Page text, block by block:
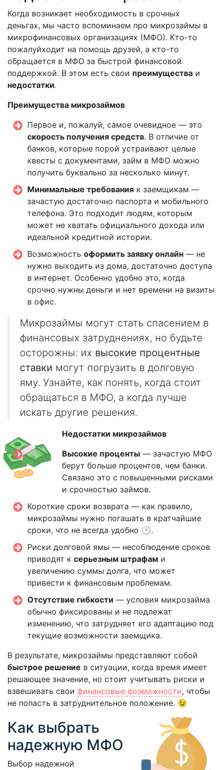
Когда возникает необходимость в срочных
деньгах, мы часто вспоминаем про микрозаймы в
микрофинансовых организациях (МФО). Кто-то
пожалуйходит на помощь друзей, а кто-то
обращается в МФО за быстрой финансовой
поддержкой. В этом есть свои преимущества и
недостатки.
Преимущества микрозаймов
Первое и, пожалуй, самое очевидное — это
скорость получения средств. В отличие от
банков, которые порой устраивают целые
квесты с документами, займ в МФО можно
получить буквально за несколько минут.
Минимальные требования к заемщикам —
зачастую достаточно паспорта и мобильного
телефона. Это подходит людям, которым
может не хватать официального дохода или
идеальной кредитной истории.
Возможность оформить заявку онлайн — не
нужно выходить из дома, достаточно доступа
в интернет. Особенно удобно это, когда
срочно нужны деньги и нет времени на визиты
в офис.
Микрозаймы могут стать спасением в
финансовых затруднениях, но будьте
осторожны: их высокие процентные
ставки могут погрузить в долговую
яму. Узнайте, как понять, когда стоит
обращаться в МФО, а когда лучше
искать другие решения.
Недостатки микрозаймов
Высокие проценты — зачастую МФО
берут больше процентов, чем банки.
Связано это с повышенными рисками
и срочностью займов.
Короткие сроки возврата — как правило,
микрозаймы нужно погашать в кратчайшие
сроки, что не всегда удобно 🕒.
Риски долговой ямы — несоблюдение сроков
приводят к серьезным штрафам и
увеличению суммы долга, что может
привести к финансовым проблемам.
Отсутствие гибкости — условия микрозайма
обычно фиксированы и не подлежат
изменению, что затрудняет его адаптацию под
текущие возможности заемщика.
В результате, микрозаймы представляют собой
быстрое решение в ситуации, когда время имеет
решающее значение, но стоит учитывать риски и
взвешивать свои финансовые возможности, чтобы
не попасть в затруднительное положение. 😉
Как выбрать
надежную МФО
Выбор надежной